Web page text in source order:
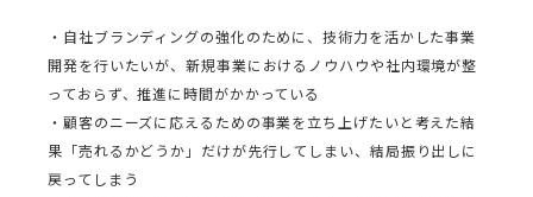
・自社ブランディングの強化のために、技術力を活かした事業
開発を行いたいが、新規事業におけるノウハウや社内環境が整
っておらず、推進に時間がかかっている
・顧客のニーズに応えるための事業を立ち上げたいと考えた結
果「売れるかどうか」だけが先行してしまい、結局振り出しに
戻ってしまう